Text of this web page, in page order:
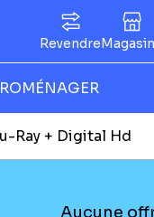
Revendre
Ray + Digital Hd
Aucune